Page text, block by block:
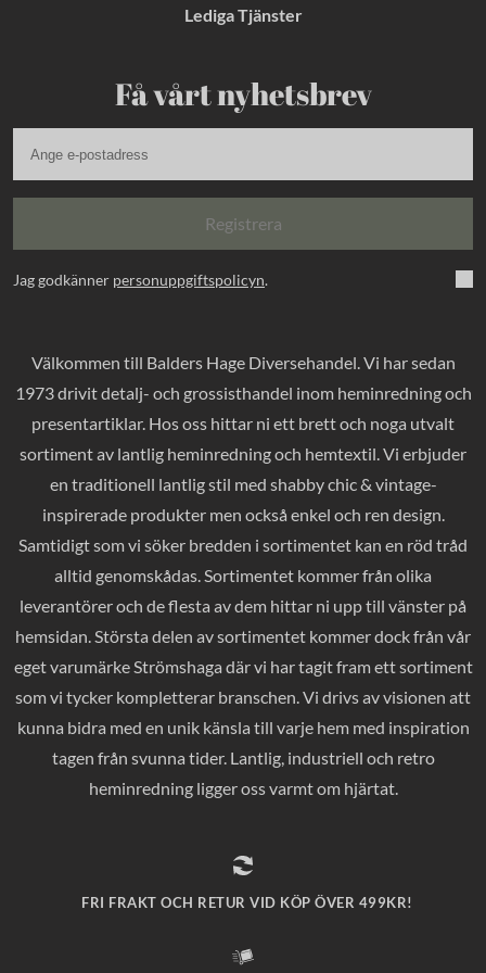
Lediga Tjänster
Få vårt nyhetsbrev
Registrera
Jag godkänner personuppgiftspolicyn.
Välkommen till Balders Hage Diversehandel. Vi har sedan
1973 drivit detalj- och grossisthandel inom heminredning och
presentartiklar. Hos oss hittar ni ett brett och noga utvalt
sortiment av lantlig heminredning och hemtextil. Vi erbjuder
en traditionell lantlig stil med shabby chic & vintage-
inspirerade produkter men också enkel och ren design.
Samtidigt som vi söker bredden i sortimentet kan en röd tråd
alltid genomskådas. Sortimentet kommer från olika
leverantörer och de flesta av dem hittar ni upp till vänster på
hemsidan. Största delen av sortimentet kommer dock från vår
eget varumärke Strömshaga där vi har tagit fram ett sortiment
som vi tycker kompletterar branschen. Vi drivs av visionen att
kunna bidra med en unik känsla till varje hem med inspiration
tagen från svunna tider. Lantlig, industriell och retro
heminredning ligger oss varmt om hjärtat.
FRI FRAKT OCH RETUR VID KÖP ÖVER 499KR!